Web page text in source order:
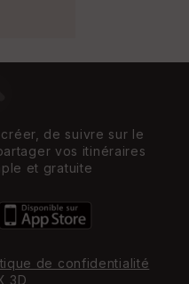
de suivre sur le
vos itinéraires
et gratuite
de confidentialité
3D